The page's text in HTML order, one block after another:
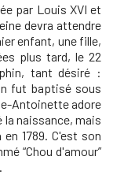
par Louis XVI et
devra attendre
enfant, une fille,
plus tard, le 22
tant désiré :
fut baptisé sous
Antoinette adore
naissance, mais
1789. C'est son
“Chou d'amour”